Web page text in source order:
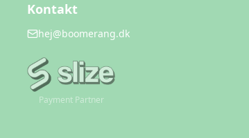
Kontakt
hej@boomerang.dk
Payment Partner